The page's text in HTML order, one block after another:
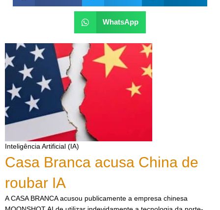
WhatsApp
Inteligência Artificial (IA)
Casa Branca acusa China de
roubar IA
A CASA BRANCA acusou publicamente a empresa chinesa